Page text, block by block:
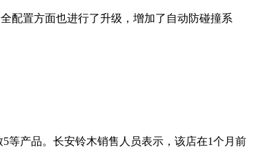
配置方面也进行了升级，增加了自动防碰撞系
等产品。长安铃木销售人员表示，该店在1个月前